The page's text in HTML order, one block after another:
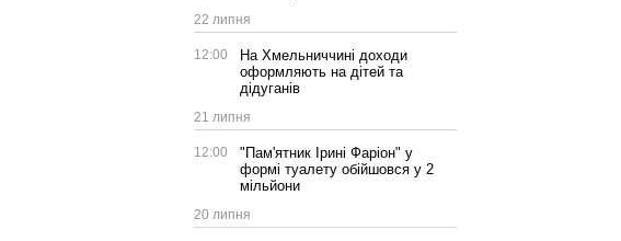
22 липня
12:00
На Хмельниччині доходи
оформляють на дітей та
дідуганів
21 липня
12:00
"Пам'ятник Ірині Фаріон" у
формі туалету обійшовся у 2
мільйони
20 липня